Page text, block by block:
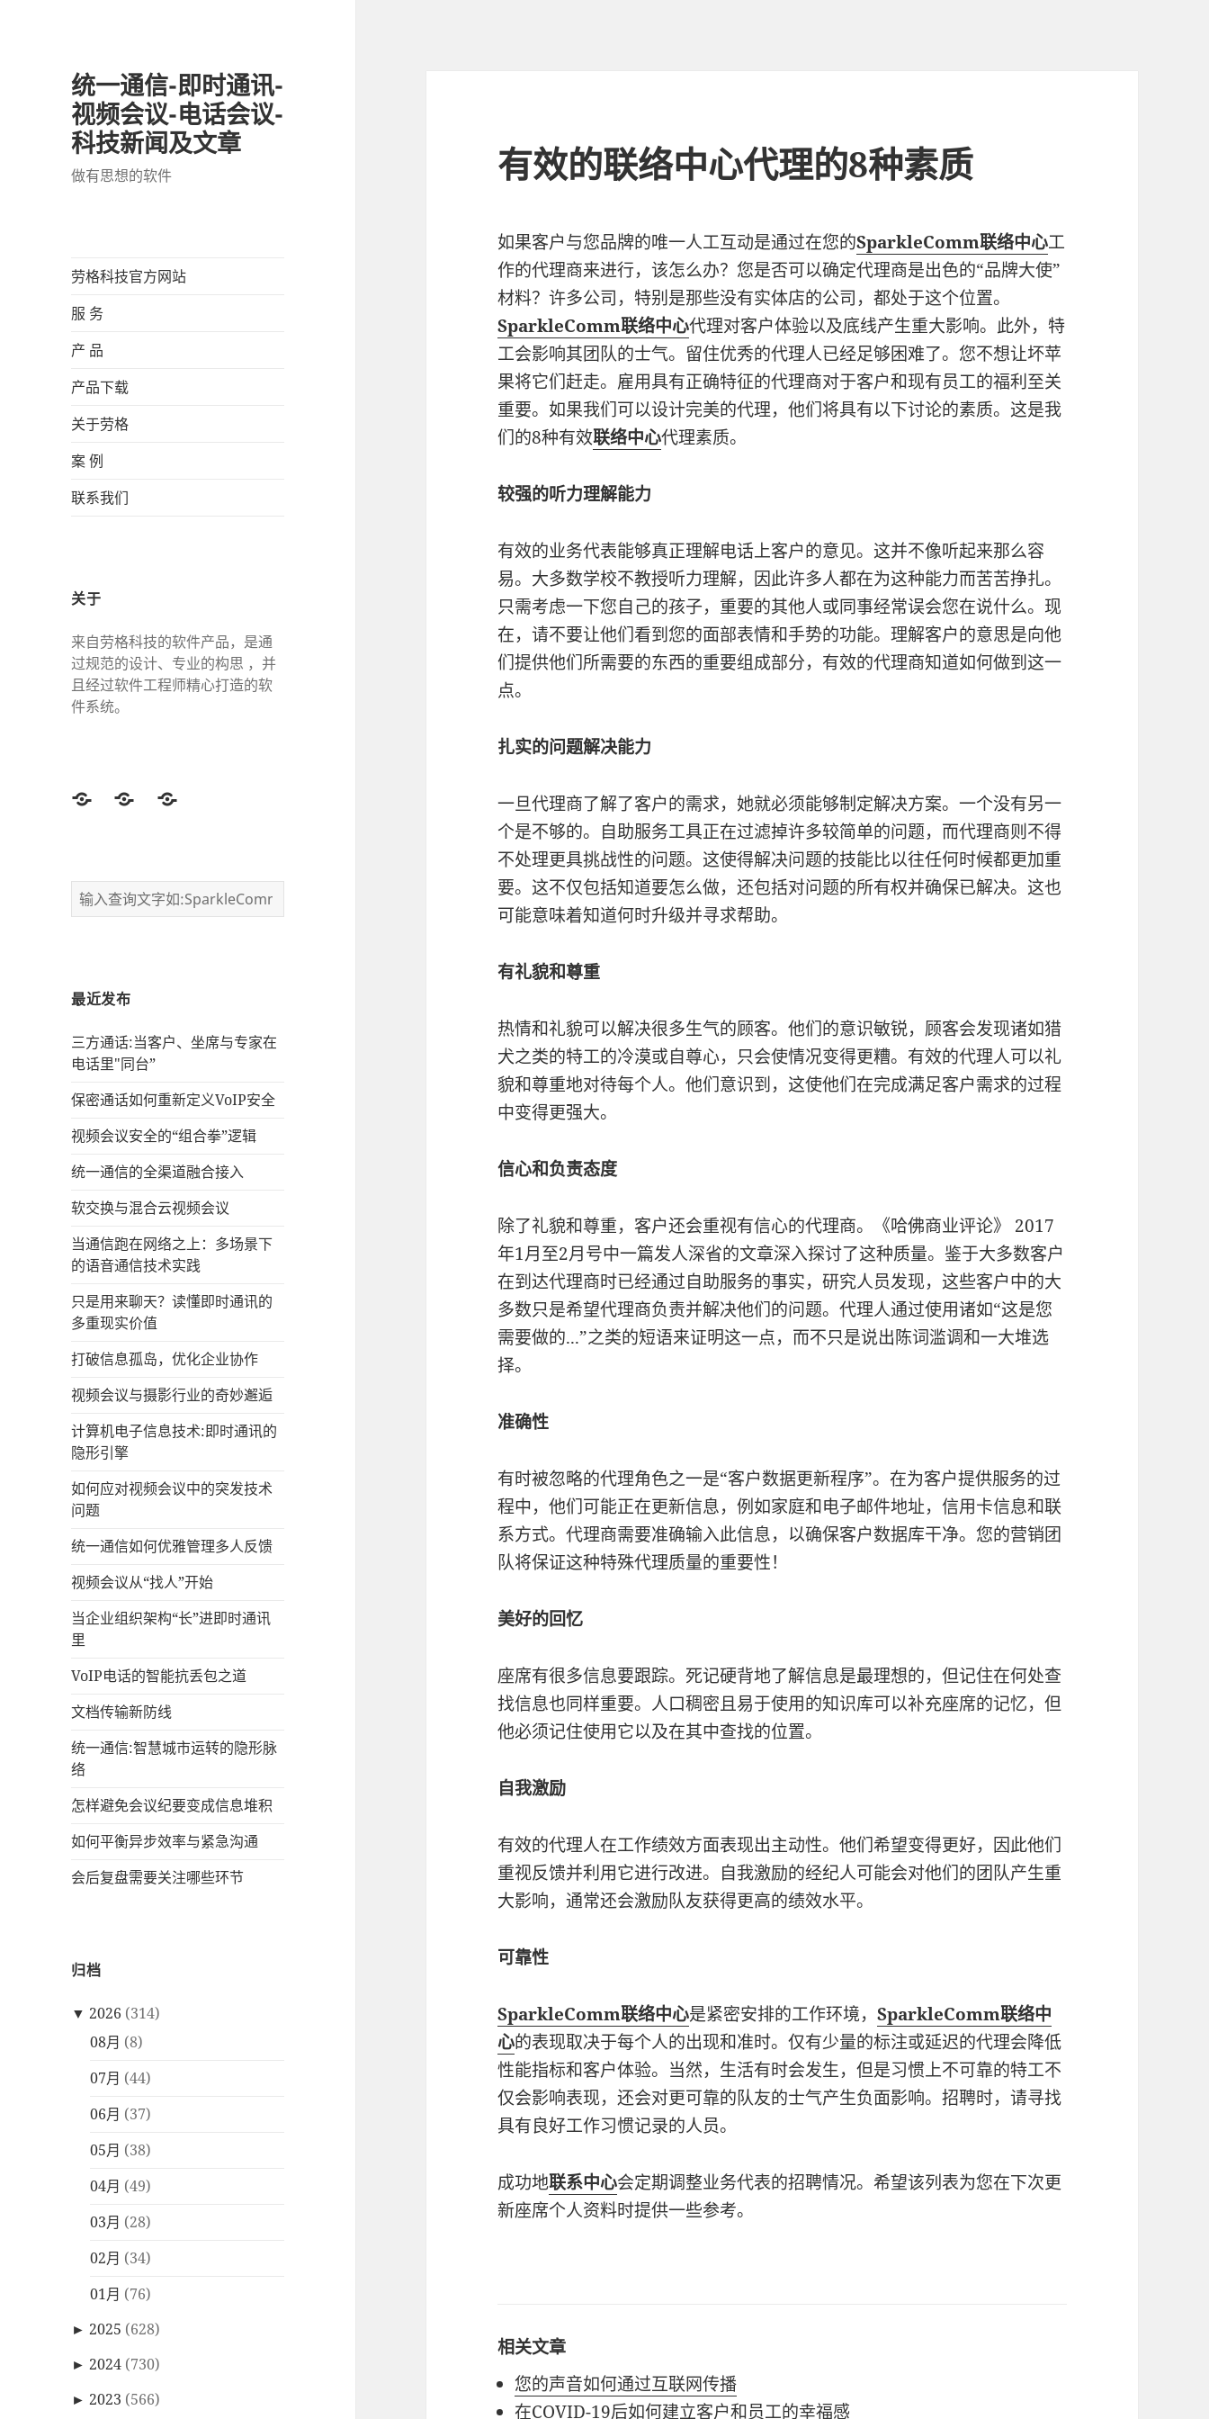
统一通信-即时通讯-
视频会议-电话会议-
科技新闻及文章
做有思想的软件
劳格科技官方网站
服 务
产 品
产品下载
关于劳格
案 例
联系我们
关于
来自劳格科技的软件产品，是通
过规范的设计、专业的构思 ，并
且经过软件工程师精心打造的软
件系统。
TwitterFacebookGoogle
最近发布
三方通话:当客户、坐席与专家在
电话里"同台”
保密通话如何重新定义VoIP安全
视频会议安全的“组合拳”逻辑
统一通信的‌全渠道融合接入
软交换与混合云视频会议
当通信跑在网络之上：多场景下
的语音通信技术实践
只是用来聊天？读懂即时通讯的
多重现实价值
打破信息孤岛，优化企业协作
视频会议与摄影行业的奇妙邂逅
计算机电子信息技术:即时通讯的
隐形引擎
如何应对视频会议中的突发技术
问题
统一通信如何优雅管理多人反馈
视频会议从“找人”开始
当企业组织架构“长”进即时通讯
里
VoIP电话的智能抗丢包之道
文档传输新防线
统一通信:智慧城市运转的隐形脉
络
怎样避免会议纪要变成信息堆积
如何平衡异步效率与紧急沟通
会后复盘需要关注哪些环节
归档
▼ 2026 (314)
08月 (8)
07月 (44)
06月 (37)
05月 (38)
04月 (49)
03月 (28)
02月 (34)
01月 (76)
► 2025 (628)
► 2024 (730)
► 2023 (566)
有效的联络中心代理的8种素质
如果客户与您品牌的唯一人工互动是通过在您的SparkleComm联络中心工
作的代理商来进行，该怎么办？您是否可以确定代理商是出色的“品牌大使”
材料？许多公司，特别是那些没有实体店的公司，都处于这个位置。
SparkleComm联络中心代理对客户体验以及底线产生重大影响。此外，特
工会影响其团队的士气。留住优秀的代理人已经足够困难了。您不想让坏苹
果将它们赶走。雇用具有正确特征的代理商对于客户和现有员工的福利至关
重要。如果我们可以设计完美的代理，他们将具有以下讨论的素质。这是我
们的8种有效联络中心代理素质。
较强的听力理解能力
有效的业务代表能够真正理解电话上客户的意见。这并不像听起来那么容
易。大多数学校不教授听力理解，因此许多人都在为这种能力而苦苦挣扎。
只需考虑一下您自己的孩子，重要的其他人或同事经常误会您在说什么。现
在，请不要让他们看到您的面部表情和手势的功能。理解客户的意思是向他
们提供他们所需要的东西的重要组成部分，有效的代理商知道如何做到这一
点。
扎实的问题解决能力
一旦代理商了解了客户的需求，她就必须能够制定解决方案。一个没有另一
个是不够的。自助服务工具正在过滤掉许多较简单的问题，而代理商则不得
不处理更具挑战性的问题。这使得解决问题的技能比以往任何时候都更加重
要。这不仅包括知道要怎么做，还包括对问题的所有权并确保已解决。这也
可能意味着知道何时升级并寻求帮助。
有礼貌和尊重
热情和礼貌可以解决很多生气的顾客。他们的意识敏锐，顾客会发现诸如猎
犬之类的特工的冷漠或自尊心，只会使情况变得更糟。有效的代理人可以礼
貌和尊重地对待每个人。他们意识到，这使他们在完成满足客户需求的过程
中变得更强大。
信心和负责态度
除了礼貌和尊重，客户还会重视有信心的代理商。《哈佛商业评论》 2017
年1月至2月号中一篇发人深省的文章深入探讨了这种质量。鉴于大多数客户
在到达代理商时已经通过自助服务的事实，研究人员发现，这些客户中的大
多数只是希望代理商负责并解决他们的问题。代理人通过使用诸如“这是您
需要做的...”之类的短语来证明这一点，而不只是说出陈词滥调和一大堆选
择。
准确性
有时被忽略的代理角色之一是“客户数据更新程序”。在为客户提供服务的过
程中，他们可能正在更新信息，例如家庭和电子邮件地址，信用卡信息和联
系方式。代理商需要准确输入此信息，以确保客户数据库干净。您的营销团
队将保证这种特殊代理质量的重要性！
美好的回忆
座席有很多信息要跟踪。死记硬背地了解信息是最理想的，但记住在何处查
找信息也同样重要。人口稠密且易于使用的知识库可以补充座席的记忆，但
他必须记住使用它以及在其中查找的位置。
自我激励
有效的代理人在工作绩效方面表现出主动性。他们希望变得更好，因此他们
重视反馈并利用它进行改进。自我激励的经纪人可能会对他们的团队产生重
大影响，通常还会激励队友获得更高的绩效水平。
可靠性
SparkleComm联络中心是紧密安排的工作环境，SparkleComm联络中
心的表现取决于每个人的出现和准时。仅有少量的标注或延迟的代理会降低
性能指标和客户体验。当然，生活有时会发生，但是习惯上不可靠的特工不
仅会影响表现，还会对更可靠的队友的士气产生负面影响。招聘时，请寻找
具有良好工作习惯记录的人员。
成功地联系中心会定期调整业务代表的招聘情况。希望该列表为您在下次更
新座席个人资料时提供一些参考。
相关文章
您的声音如何通过互联网传播
在COVID-19后如何建立客户和员工的幸福感